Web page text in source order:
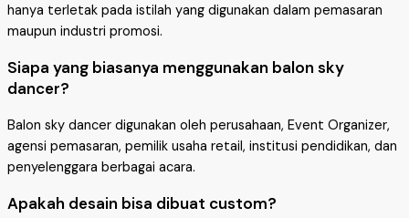
hanya terletak pada istilah yang digunakan dalam pemasaran
maupun industri promosi.
Siapa yang biasanya menggunakan balon sky
dancer?
Balon sky dancer digunakan oleh perusahaan, Event Organizer,
agensi pemasaran, pemilik usaha retail, institusi pendidikan, dan
penyelenggara berbagai acara.
Apakah desain bisa dibuat custom?